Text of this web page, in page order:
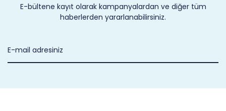
E-bültene kayıt olarak kampanyalardan ve diğer tüm
haberlerden yararlanabilirsiniz.